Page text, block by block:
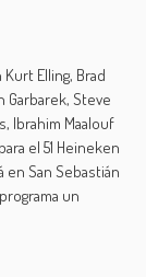
Kurt Elling, Brad
Garbarek, Steve
Ibrahim Maalouf
el 51 Heineken
en San Sebastián
un